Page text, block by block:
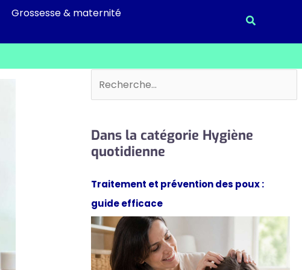
Grossesse & maternité
Rechercher
Dans la catégorie Hygiène
quotidienne
Traitement et prévention des poux :
guide efficace